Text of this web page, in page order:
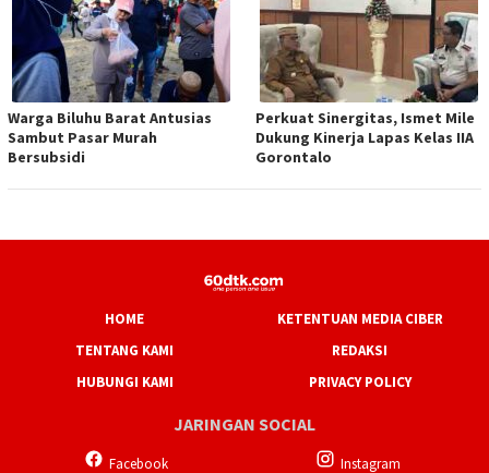
Warga Biluhu Barat Antusias
Sambut Pasar Murah
Bersubsidi
Perkuat Sinergitas, Ismet Mile
Dukung Kinerja Lapas Kelas IIA
Gorontalo
HOME
KETENTUAN MEDIA CIBER
TENTANG KAMI
REDAKSI
HUBUNGI KAMI
PRIVACY POLICY
JARINGAN SOCIAL
Facebook Instagram